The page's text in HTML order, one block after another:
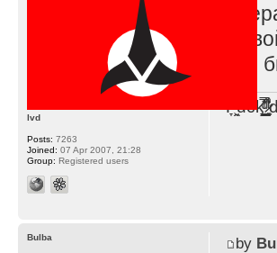
в
что
F̞͖̭̿̔ͯu̐̅cͬ̑ͩk̨̤̳͇̮̭̪̠̽̿̓̆ͭͩ
lvd
Posts: 7263
Joined: 07 Apr 2007, 21:28
Group: Registered users
by
Bulba